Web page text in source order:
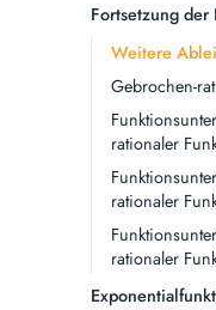
Fortsetzung
Weitere
Gebrochen-
rationaler
rationaler
rationaler